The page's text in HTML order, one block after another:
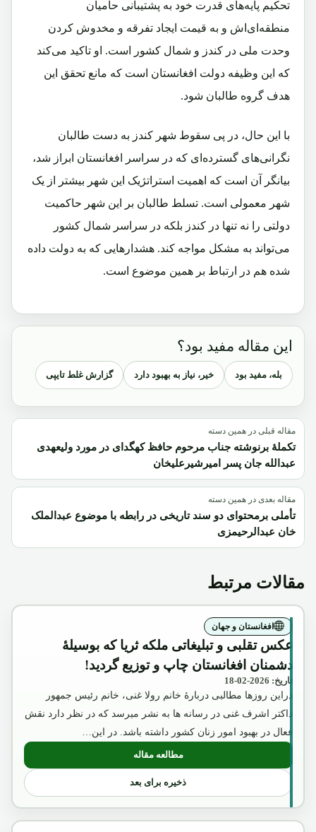
تحکیم پایه‌های قدرت خود به پشتیبانی حامیان
منطقه‌ای‌اش و به قیمت ایجاد تفرقه و مخدوش کردن
وحدت ملی در کندز و شمال کشور است. او تاکید می‌کند
که این وظیفه دولت افغانستان است که مانع تحقق این
هدف گروه طالبان شود.
با این حال، در پی سقوط شهر کندز به دست طالبان
نگرانی‌های گسترده‌ای که در سراسر افغانستان ابراز شد،
بیانگر آن است که اهمیت استراتژیک این شهر بیشتر از یک
شهر معمولی است. تسلط طالبان بر این شهر حاکمیت
دولتی را نه تنها در کندز بلکه در سراسر شمال کشور
می‌تواند به مشکل مواجه کند. هشدارهایی که به دولت داده
شده هم در ارتباط بر همین موضوع است.
این مقاله مفید بود؟
بله، مفید بود خیر، نیاز به بهبود دارد گزارش غلط تایپی
مقاله قبلی در همین دسته
تکملۀ برنوشته جناب مرحوم حافظ کهگدای در مورد ولیعهدی
عبدالله جان پسر امیرشیرعلیخان
مقاله بعدی در همین دسته
تأملی برمحتوای دو سند تاریخی در رابطه با موضوع عبدالملک
خان عبدالرحیمزی
مقالات مرتبط
افغانستان و جهان
عکس تقلبی و تبلیغاتی ملکه ثریا که بوسیلۀ
دشمنان افغانستان چاپ و توزیع گردید!
تاریخ: 2026-02-18
دراین روزها مطالبی دربارۀ خانم رولا غنی، خانم رئیس جمهور
داکتر اشرف غنی در رسانه ها به نشر میرسد که در نظر دارد نقش
فعال در بهبود امور زنان کشور داشته باشد. در این…
مطالعه مقاله: عکس تقلبی و تبلیغاتی ملکه ثریا که
ذخیره برای بعد